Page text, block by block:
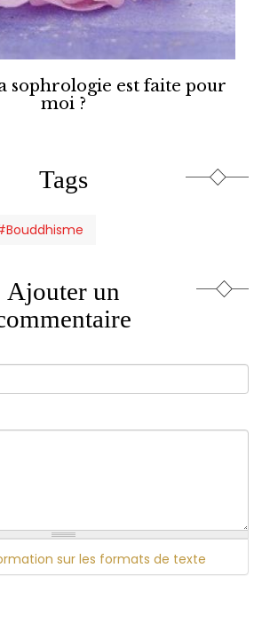
sophrologie est faite pour
moi ?
Tags
Ajouter un
sur les formats de texte